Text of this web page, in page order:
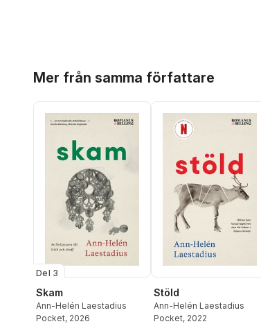
Mer från samma författare
Del 3
Skam
Ann-Helén Laestadius
Pocket, 2026
Stöld
Ann-Helén Laestadius
Pocket, 2022